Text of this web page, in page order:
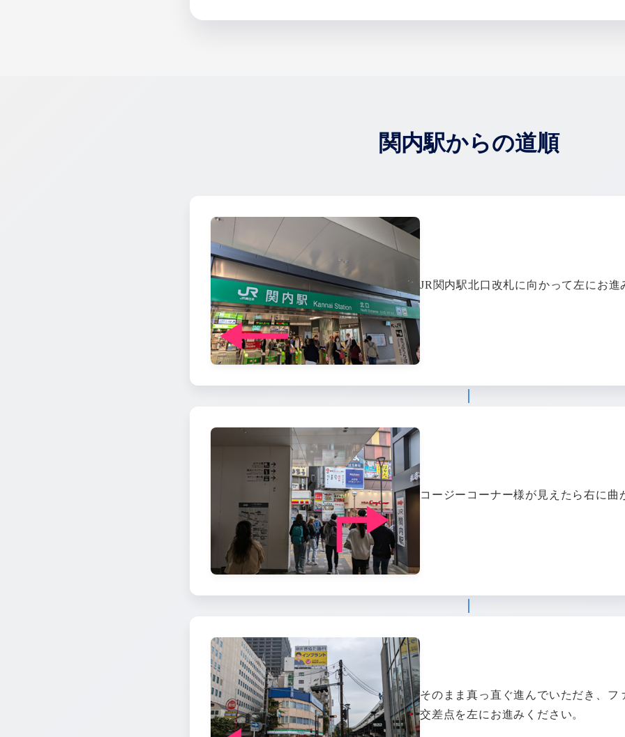
関内駅からの道順
JR関内駅北口改札に向かって左にお進
コージーコーナー様が見えたら右に曲
そのまま真っ直ぐ進んでいただき、フ
交差点を左にお進みください。